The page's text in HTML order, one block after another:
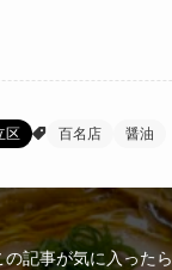
区 百名店 醤油
の記事が気に入ったら